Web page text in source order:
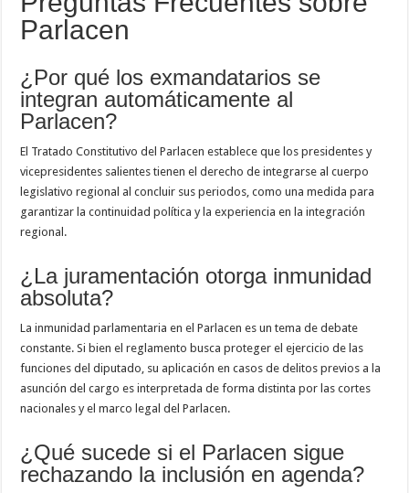
Parlacen
¿Por qué los exmandatarios se
integran automáticamente al
Parlacen?
El Tratado Constitutivo del Parlacen establece que los presidentes y
vicepresidentes salientes tienen el derecho de integrarse al cuerpo
legislativo regional al concluir sus periodos, como una medida para
garantizar la continuidad política y la experiencia en la integración
regional.
¿La juramentación otorga inmunidad
absoluta?
La inmunidad parlamentaria en el Parlacen es un tema de debate
constante. Si bien el reglamento busca proteger el ejercicio de las
funciones del diputado, su aplicación en casos de delitos previos a la
asunción del cargo es interpretada de forma distinta por las cortes
nacionales y el marco legal del Parlacen.
¿Qué sucede si el Parlacen sigue
rechazando la inclusión en agenda?